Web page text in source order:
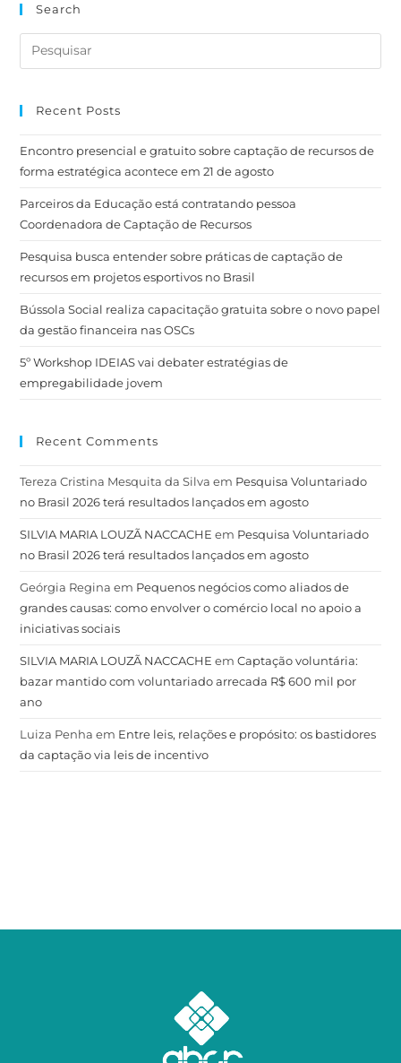
Search
Recent Posts
Encontro presencial e gratuito sobre captação de recursos de
forma estratégica acontece em 21 de agosto
Parceiros da Educação está contratando pessoa
Coordenadora de Captação de Recursos
Pesquisa busca entender sobre práticas de captação de
recursos em projetos esportivos no Brasil
Bússola Social realiza capacitação gratuita sobre o novo papel
da gestão financeira nas OSCs
5º Workshop IDEIAS vai debater estratégias de
empregabilidade jovem
Recent Comments
Tereza Cristina Mesquita da Silva em Pesquisa Voluntariado
no Brasil 2026 terá resultados lançados em agosto
SILVIA MARIA LOUZÃ NACCACHE em Pesquisa Voluntariado
no Brasil 2026 terá resultados lançados em agosto
Geórgia Regina em Pequenos negócios como aliados de
grandes causas: como envolver o comércio local no apoio a
iniciativas sociais
SILVIA MARIA LOUZÃ NACCACHE emCaptação voluntária:
bazar mantido com voluntariado arrecada R$ 600 mil por
ano
Luiza Penha em Entre leis, relações e propósito: os bastidores
da captação via leis de incentivo